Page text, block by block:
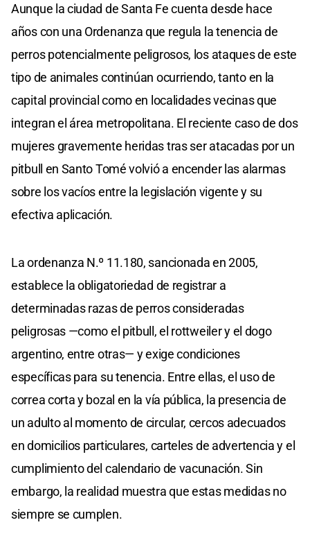
Aunque la ciudad de Santa Fe cuenta desde hace
años con una Ordenanza que regula la tenencia de
perros potencialmente peligrosos, los ataques de este
tipo de animales continúan ocurriendo, tanto en la
capital provincial como en localidades vecinas que
integran el área metropolitana. El reciente caso de dos
mujeres gravemente heridas tras ser atacadas por un
pitbull en Santo Tomé volvió a encender las alarmas
sobre los vacíos entre la legislación vigente y su
efectiva aplicación.
La ordenanza N.º 11.180, sancionada en 2005,
establece la obligatoriedad de registrar a
determinadas razas de perros consideradas
peligrosas —como el pitbull, el rottweiler y el dogo
argentino, entre otras— y exige condiciones
específicas para su tenencia. Entre ellas, el uso de
correa corta y bozal en la vía pública, la presencia de
un adulto al momento de circular, cercos adecuados
en domicilios particulares, carteles de advertencia y el
cumplimiento del calendario de vacunación. Sin
embargo, la realidad muestra que estas medidas no
siempre se cumplen.